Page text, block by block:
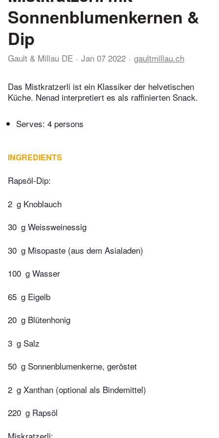
Sonnenblumenkernen &
Dip
Gault & Millau DE Jan 07 2022 gaultmillau.ch
Das Mistkratzerli ist ein Klassiker der helvetischen
Küche. Nenad interpretiert es als raffinierten Snack.
Serves: 4 persons
INGREDIENTS
Rapsöl-Dip:
2 g Knoblauch
30 g Weissweinessig
30 g Misopaste (aus dem Asialaden)
100 g Wasser
65 g Eigelb
20 g Blütenhonig
3 g Salz
50 g Sonnenblumenkerne, geröstet
2 g Xanthan (optional als Bindemittel)
220 g Rapsöl